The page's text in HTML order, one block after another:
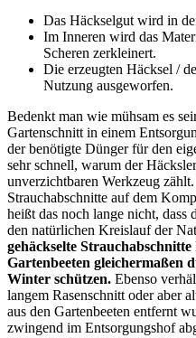
Das Häckselgut wird in
Im Inneren wird das
Scheren zerkleinert.
Die erzeugten Häcksel /
Nutzung ausgeworfen.
Bedenkt man wie mühsam es
Gartenschnitt in einem
der benötigte Dünger für den
sehr schnell, warum der
unverzichtbaren Werkzeug
Strauchabschnitte auf dem
heißt das noch lange nicht,
den natürlichen Kreislauf der
gehäckselte
Gartenbeeten gleichermaßen
Winter schützen. Ebenso
langem Rasenschnitt oder aber
aus den Gartenbeeten entfernt
zwingend im Entsorgungshof